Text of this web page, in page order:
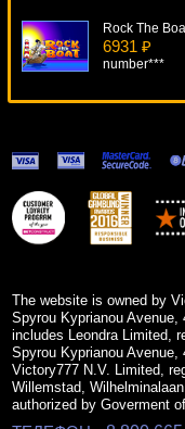
Rock The
6931 ₽
number***
Giant 7
5094 ₽
beautif***
Cosmic Cat
The website is owned by
Spyrou Kyprianou
includes Leondra Limited,
Spyrou Kyprianou
Victory777 N.V. Limited,
Willemstad,
authorized by Goverment